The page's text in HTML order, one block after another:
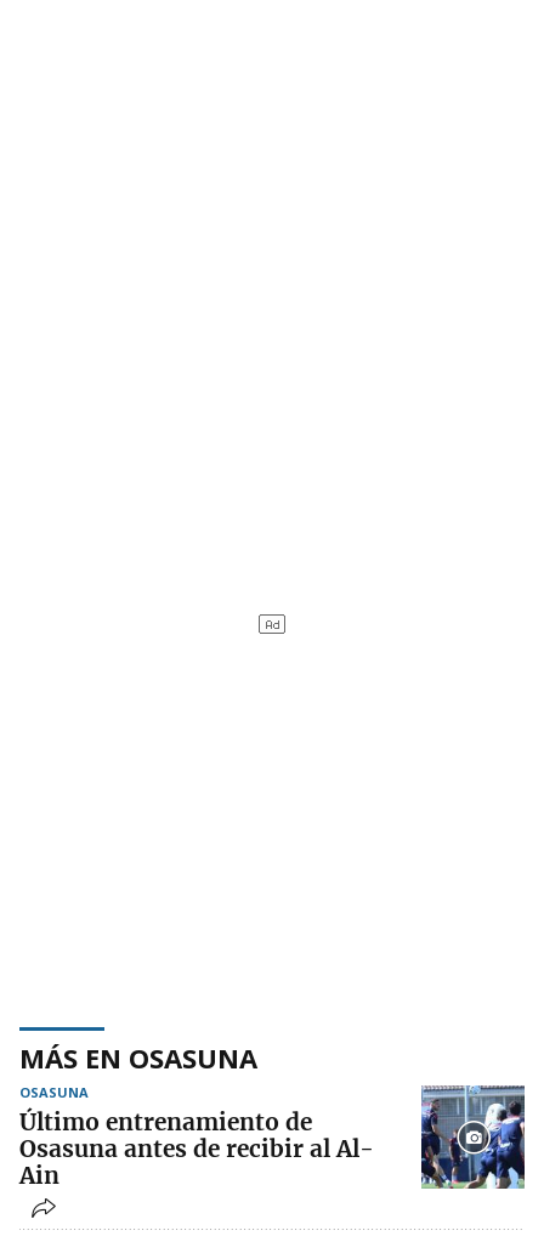
MÁS EN OSASUNA
OSASUNA
Último entrenamiento de
Osasuna antes de recibir al Al-
Ain